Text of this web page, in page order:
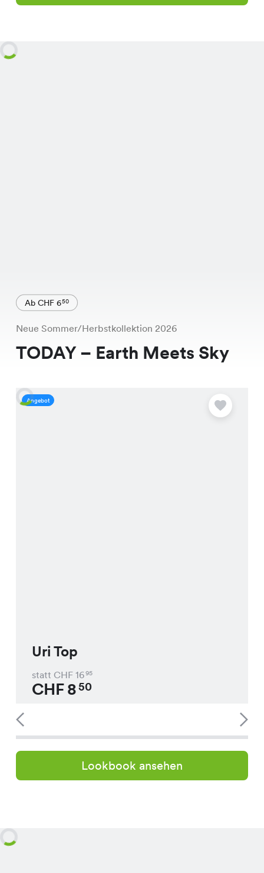
Ab CHF 650
Neue Sommer/Herbstkollektion 2026
TODAY – Earth Meets Sky
Angebot
Uri Top
statt CHF 1695
CHF850
Lookbook ansehen